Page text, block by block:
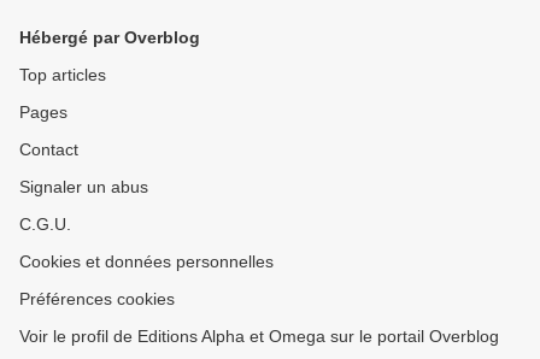
Hébergé par Overblog
Top articles
Pages
Contact
Signaler un abus
C.G.U.
Cookies et données personnelles
Préférences cookies
Voir le profil de Editions Alpha et Omega sur le portail Overblog